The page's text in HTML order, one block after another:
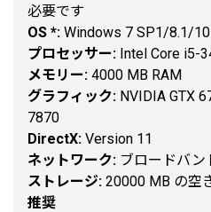
必要です
OS *: Windows 7 SP1/8.1/
プロセッサー: Intel Core i5-
メモリー: 4000 MB RAM
グラフィック: NVIDIA GTX
7870
DirectX: Version 11
ネットワーク: ブロードバン
ストレージ: 20000 MB の空
推奨